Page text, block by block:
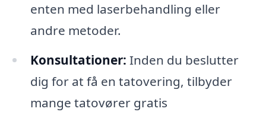
enten med laserbehandling eller
andre metoder.
Konsultationer: Inden du beslutter
dig for at få en tatovering, tilbyder
mange tatovører gratis